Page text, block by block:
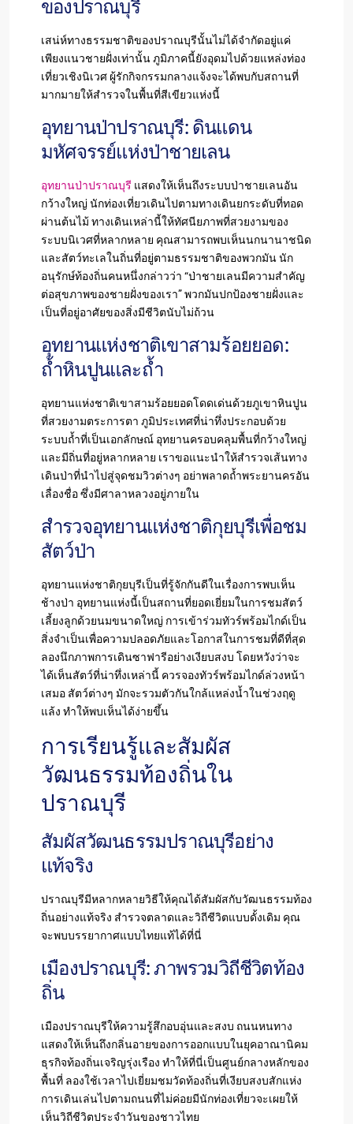
ของปราณบุรี
เสน่ห์ทางธรรมชาติของปราณบุรีนั้นไม่ได้จำกัดอยู่แค่
เพียงแนวชายฝั่งเท่านั้น ภูมิภาคนี้ยังอุดมไปด้วยแหล่งท่อง
เที่ยวเชิงนิเวศ ผู้รักกิจกรรมกลางแจ้งจะได้พบกับสถานที่
มากมายให้สำรวจในพื้นที่สีเขียวแห่งนี้
อุทยานป่าปราณบุรี: ดินแดน
มหัศจรรย์แห่งป่าชายเลน
อุทยานป่าปราณบุรี แสดงให้เห็นถึงระบบป่าชายเลนอัน
กว้างใหญ่ นักท่องเที่ยวเดินไปตามทางเดินยกระดับที่ทอด
ผ่านต้นไม้ ทางเดินเหล่านี้ให้ทัศนียภาพที่สวยงามของ
ระบบนิเวศที่หลากหลาย คุณสามารถพบเห็นนกนานาชนิด
และสัตว์ทะเลในถิ่นที่อยู่ตามธรรมชาติของพวกมัน นัก
อนุรักษ์ท้องถิ่นคนหนึ่งกล่าวว่า “ป่าชายเลนมีความสำคัญ
ต่อสุขภาพของชายฝั่งของเรา” พวกมันปกป้องชายฝั่งและ
เป็นที่อยู่อาศัยของสิ่งมีชีวิตนับไม่ถ้วน
อุทยานแห่งชาติเขาสามร้อยยอด:
ถ้ำหินปูนและถ้ำ
อุทยานแห่งชาติเขาสามร้อยยอดโดดเด่นด้วยภูเขาหินปูน
ที่สวยงามตระการตา ภูมิประเทศที่น่าทึ่งประกอบด้วย
ระบบถ้ำที่เป็นเอกลักษณ์ อุทยานครอบคลุมพื้นที่กว้างใหญ่
และมีถิ่นที่อยู่หลากหลาย เราขอแนะนำให้สำรวจเส้นทาง
เดินป่าที่นำไปสู่จุดชมวิวต่างๆ อย่าพลาดถ้ำพระยานครอัน
เลื่องชื่อ ซึ่งมีศาลาหลวงอยู่ภายใน
สำรวจอุทยานแห่งชาติกุยบุรีเพื่อชม
สัตว์ป่า
อุทยานแห่งชาติกุยบุรีเป็นที่รู้จักกันดีในเรื่องการพบเห็น
ช้างป่า อุทยานแห่งนี้เป็นสถานที่ยอดเยี่ยมในการชมสัตว์
เลี้ยงลูกด้วยนมขนาดใหญ่ การเข้าร่วมทัวร์พร้อมไกด์เป็น
สิ่งจำเป็นเพื่อความปลอดภัยและโอกาสในการชมที่ดีที่สุด
ลองนึกภาพการเดินซาฟารีอย่างเงียบสงบ โดยหวังว่าจะ
ได้เห็นสัตว์ที่น่าทึ่งเหล่านี้ ควรจองทัวร์พร้อมไกด์ล่วงหน้า
เสมอ สัตว์ต่างๆ มักจะรวมตัวกันใกล้แหล่งน้ำในช่วงฤดู
แล้ง ทำให้พบเห็นได้ง่ายขึ้น
การเรียนรู้และสัมผัส
วัฒนธรรมท้องถิ่นใน
ปราณบุรี
สัมผัสวัฒนธรรมปราณบุรีอย่าง
แท้จริง
ปราณบุรีมีหลากหลายวิธีให้คุณได้สัมผัสกับวัฒนธรรมท้อง
ถิ่นอย่างแท้จริง สำรวจตลาดและวิถีชีวิตแบบดั้งเดิม คุณ
จะพบบรรยากาศแบบไทยแท้ได้ที่นี่
เมืองปราณบุรี: ภาพรวมวิถีชีวิตท้อง
ถิ่น
เมืองปราณบุรีให้ความรู้สึกอบอุ่นและสงบ ถนนหนทาง
แสดงให้เห็นถึงกลิ่นอายของการออกแบบในยุคอาณานิคม
ธุรกิจท้องถิ่นเจริญรุ่งเรือง ทำให้ที่นี่เป็นศูนย์กลางหลักของ
พื้นที่ ลองใช้เวลาไปเยี่ยมชมวัดท้องถิ่นที่เงียบสงบสักแห่ง
การเดินเล่นไปตามถนนที่ไม่ค่อยมีนักท่องเที่ยวจะเผยให้
เห็นวิถีชีวิตประจำวันของชาวไทย